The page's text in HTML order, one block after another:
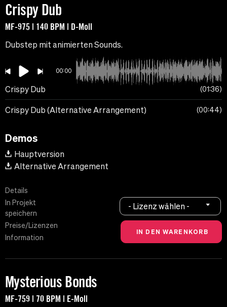
Crispy Dub
MF-975 | 140 BPM | D-Moll
Dubstep mit animierten Sounds.
00:00
Crispy Dub 01:36
Crispy Dub (Alternative Arrangement) 00:44
Demos
Hauptversion
Alternative Arrangement
Details
In Projekt
speichern
Preise/Lizenzen
Information
- Lizenz wählen -
Mysterious Bonds
MF-759 | 70 BPM | E-Moll